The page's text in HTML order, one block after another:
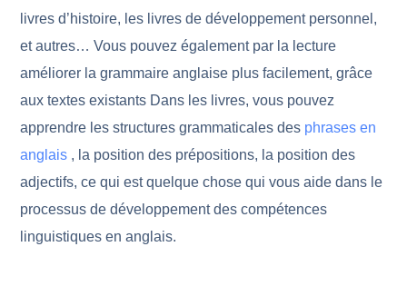
livres d’histoire, les livres de développement personnel,
et autres… Vous pouvez également par la lecture
améliorer la grammaire anglaise plus facilement, grâce
aux textes existants Dans les livres, vous pouvez
apprendre les structures grammaticales des phrases en
anglais , la position des prépositions, la position des
adjectifs, ce qui est quelque chose qui vous aide dans le
processus de développement des compétences
linguistiques en anglais.